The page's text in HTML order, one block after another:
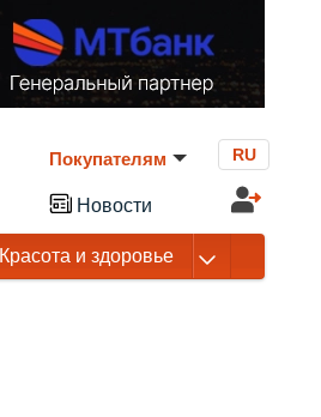
Покупателям
Новости
RU
Красота и здоровье